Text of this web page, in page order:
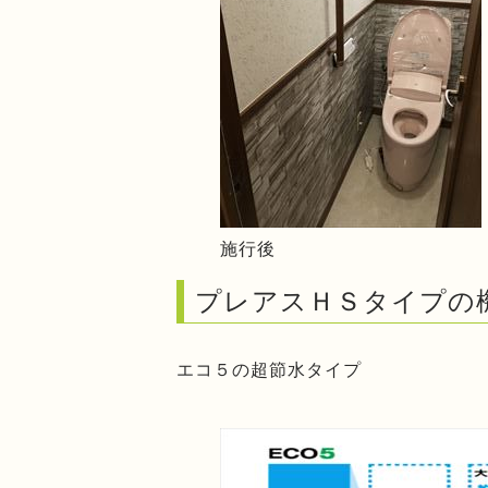
施行後
プレアスＨＳタイプの
エコ５の超節水タイプ